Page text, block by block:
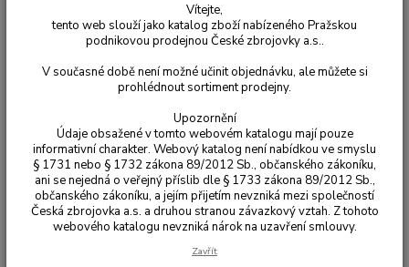
Přepravní pouzdro na pušku
FALCO s logem CZUB
Vítejte,
tento web slouží jako katalog zboží nabízeného Pražskou
podnikovou prodejnou České zbrojovky a.s..
V současné době není možné učinit objednávku, ale můžete si
prohlédnout sortiment prodejny.
Upozornění
Údaje obsažené v tomto webovém katalogu mají pouze
informativní charakter. Webový katalog není nabídkou ve smyslu
§ 1731 nebo § 1732 zákona 89/2012 Sb., občanského zákoníku,
ani se nejedná o veřejný příslib dle § 1733 zákona 89/2012 Sb.,
občanského zákoníku, a jejím přijetím nevzniká mezi společností
Česká zbrojovka a.s. a druhou stranou závazkový vztah. Z tohoto
webového katalogu nevzniká nárok na uzavření smlouvy.
Zavřít